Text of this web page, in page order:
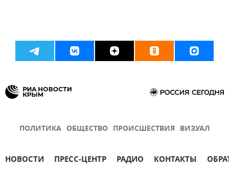
ПОЛИТИКА ОБЩЕСТВО ПРОИСШЕСТВИЯ ВИЗУАЛ
НОВОСТИ ПРЕСС-ЦЕНТР РАДИО КОНТАКТЫ